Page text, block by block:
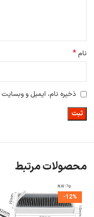
بررسی دوره‌ای: هر ماه، برس را
زمان تعویض
بر اساس توصیه‌های تولیدکنندگان، برس کناری باید هر ۲۰۰ ساعت استفاده یا هر ۳ تا ۶ ماه یک‌بار
نام*
ذخیره نام، ایمیل و
محصولات مرتبط
-12%